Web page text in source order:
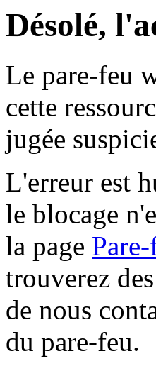
Désolé,
Le pare-feu
cette
jugée
L'erreur est
le blocage
la page
trouverez
de nous
du pare-feu.